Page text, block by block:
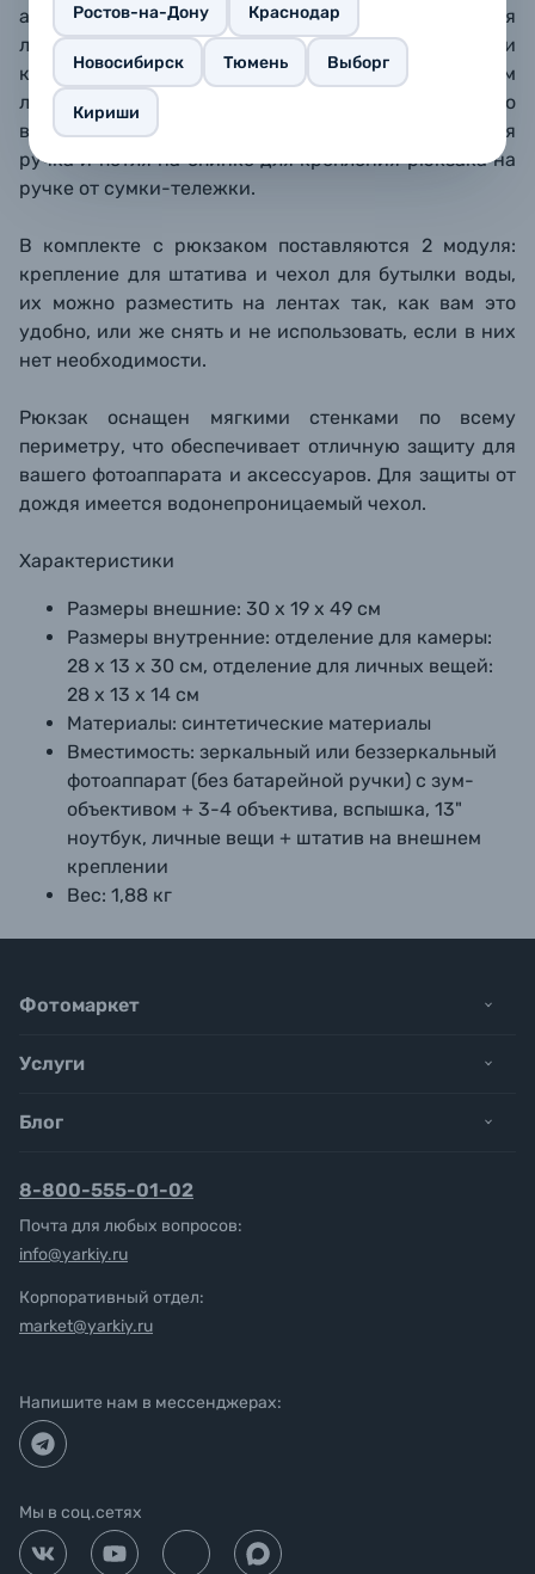
Ростов-на-Дону Краснодар
Новосибирск Тюмень Выборг
Кириши
анатомической спинке со мягкими подушками для
лопаток и поясницы, а также с вентиляционными
каналами. Лямки со вспененным уплотнителем
ложатся на плечи мягко, есть регулируемая по
высоте нагрудная стяжка. Также имеется верхняя
ручка и петля на спинке для крепления рюкзака на
ручке от сумки-тележки.
В комплекте с рюкзаком поставляются 2 модуля:
крепление для штатива и чехол для бутылки воды,
их можно разместить на лентах так, как вам это
удобно, или же снять и не использовать, если в них
нет необходимости.
Рюкзак оснащен мягкими стенками по всему
периметру, что обеспечивает отличную защиту для
вашего фотоаппарата и аксессуаров. Для защиты от
дождя имеется водонепроницаемый чехол.
Характеристики
Размеры внешние: 30 х 19 х 49 см
Размеры внутренние: отделение для камеры:
28 х 13 х 30 см, отделение для личных вещей:
28 х 13 х 14 см
Материалы: синтетические материалы
Вместимость: зеркальный или беззеркальный
фотоаппарат (без батарейной ручки) с зум-
объективом + 3-4 объектива, вспышка, 13"
ноутбук, личные вещи + штатив на внешнем
креплении
Вес: 1,88 кг
Фотомаркет
Услуги
Блог
8-800-555-01-02
Почта для любых вопросов:
info@yarkiy.ru
Корпоративный отдел:
market@yarkiy.ru
Напишите нам в мессенджерах:
Мы в соц.сетях